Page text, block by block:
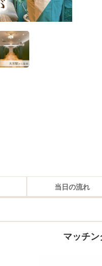
当日の流れ
マッチン